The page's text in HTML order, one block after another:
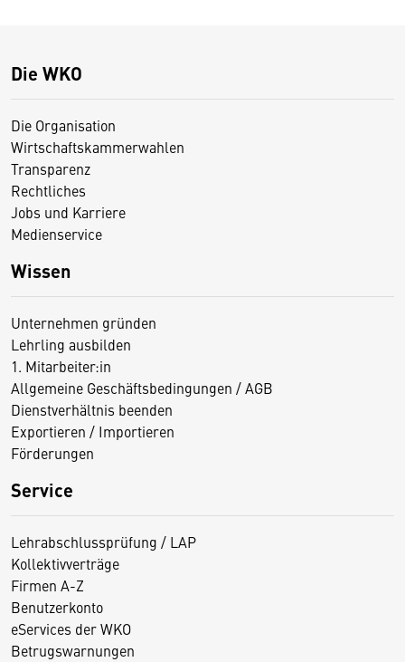
Die WKO
Die Organisation
Wirtschaftskammerwahlen
Transparenz
Rechtliches
Jobs und Karriere
Medienservice
Wissen
Unternehmen gründen
Lehrling ausbilden
1. Mitarbeiter:in
Allgemeine Geschäftsbedingungen / AGB
Dienstverhältnis beenden
Exportieren / Importieren
Förderungen
Service
Lehrabschlussprüfung / LAP
Kollektivverträge
Firmen A-Z
Benutzerkonto
eServices der WKO
Betrugswarnungen